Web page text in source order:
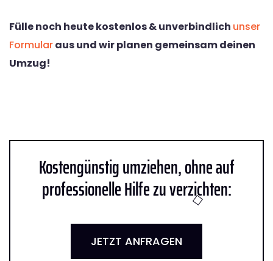
Fülle noch heute kostenlos & unverbindlich unser
Formularaus und wir planen gemeinsam deinen
Umzug!
Kostengünstig umziehen, ohne auf
professionelle Hilfe zu verzichten:
JETZT ANFRAGEN